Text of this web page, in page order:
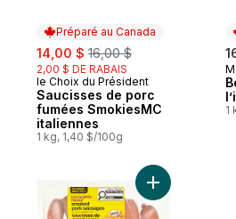
Préparé au Canada
sale:
14,00 $ , formerly:
16,00 $
2,00 $ DE RABAIS
Préparé au Canada
le Choix du Président
Saucisses de porc
fumées SmokiesMC
italiennes
1 kg, 1,40 $/100g
1
Ajouter